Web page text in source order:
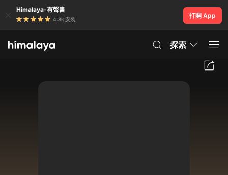
Himalaya-有聲書
4.8k 安裝
打開 App
探索